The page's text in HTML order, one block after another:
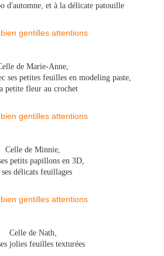
d'automne et à la délicate patouille
de Marie-Anne,
ses petites feuilles en modeling paste,
petite fleur au crochet
Celle de Minnie,
petits papillons en 3D,
ses délicats feuillages
Celle de Nath
jolies feuilles texturées